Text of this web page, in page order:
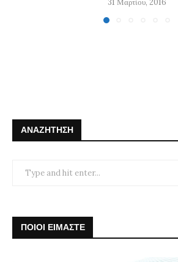
ΑΝΑΖΉΤΗΣΗ
ΠΟΙΟΙ ΕΙΜΑΣΤΕ